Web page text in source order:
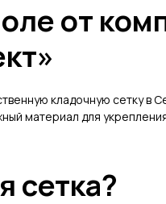
от
кладочную сетку в
материал для
сетка?